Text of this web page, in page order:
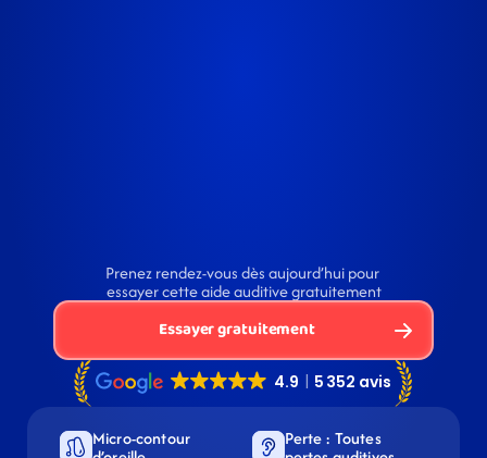
Prenez rendez-vous dès aujourd’hui pour
essayer cette aide auditive gratuitement
Essayer gratuitement
Micro-contour
Perte : Toutes